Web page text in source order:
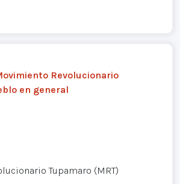
Revolucionario
en general
Tupamaro (MRT)